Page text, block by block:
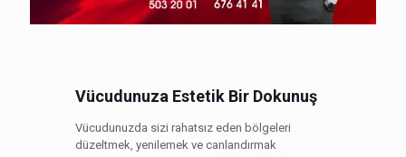
Vücudunuza Estetik Bir Dokunuş
Vücudunuzda sizi rahatsız eden bölgeleri
düzeltmek, yenilemek ve canlandırmak